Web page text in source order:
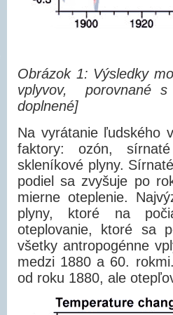
Obrázok 1: Výsledky
vplyvov, porovnané s
doplnené]
Na vyrátanie ľudského
faktory: ozón,
skleníkové plyny.
podiel sa zvyšuje po
mierne oteplenie.
plyny, ktoré na
oteplovanie, ktoré sa
všetky antropogénne
medzi 1880 a 60.
od roku 1880, ale